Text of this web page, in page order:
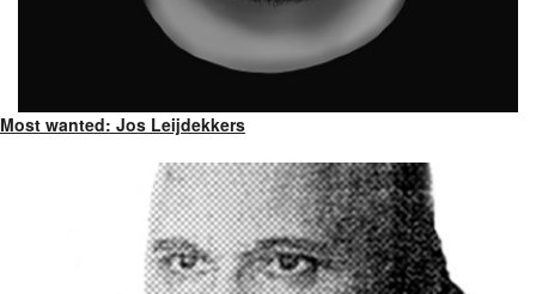
Most wanted: Jos Leijdekkers